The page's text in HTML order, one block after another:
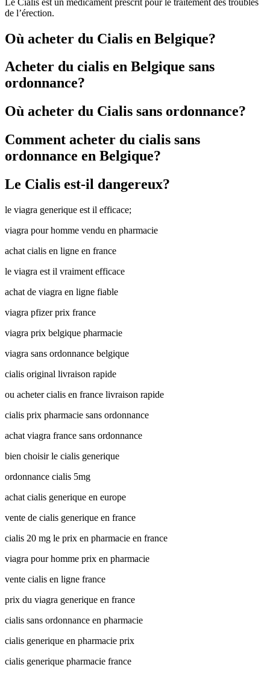
de l’érection.
Où acheter du Cialis en Belgique?
Acheter du cialis en Belgique sans
ordonnance?
Où acheter du Cialis sans ordonnance?
Comment acheter du cialis sans
ordonnance en Belgique?
Le Cialis est-il dangereux?
le viagra generique est il efficace;
viagra pour homme vendu en pharmacie
achat cialis en ligne en france
le viagra est il vraiment efficace
achat de viagra en ligne fiable
viagra pfizer prix france
viagra prix belgique pharmacie
viagra sans ordonnance belgique
cialis original livraison rapide
ou acheter cialis en france livraison rapide
cialis prix pharmacie sans ordonnance
achat viagra france sans ordonnance
bien choisir le cialis generique
ordonnance cialis 5mg
achat cialis generique en europe
vente de cialis generique en france
cialis 20 mg le prix en pharmacie en france
viagra pour homme prix en pharmacie
vente cialis en ligne france
prix du viagra generique en france
cialis sans ordonnance en pharmacie
cialis generique en pharmacie prix
cialis generique pharmacie france